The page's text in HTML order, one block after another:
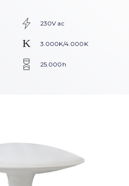
230V ac
3.000K/4.000K
25.000h